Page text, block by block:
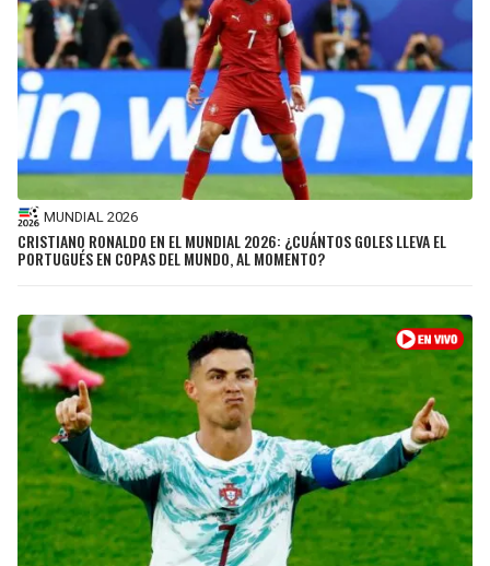
MUNDIAL 2026
CRISTIANO RONALDO EN EL MUNDIAL 2026: ¿CUÁNTOS GOLES LLEVA EL
PORTUGUÉS EN COPAS DEL MUNDO, AL MOMENTO?